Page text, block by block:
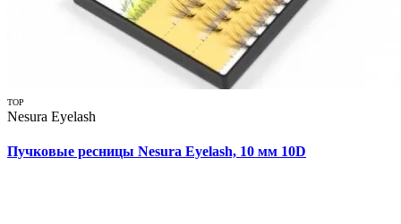
TOP
Nesura Eyelash
Пучковые ресницы Nesura Eyelash, 10 мм 10D